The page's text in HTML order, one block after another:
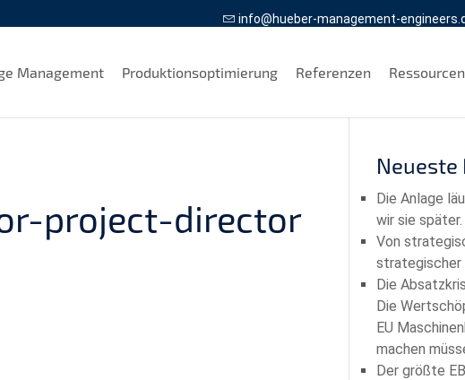
info@hueber-management-
Management Produktionsoptimierung Referenzen Ressourcen
project-director
Neueste
Die Anlage
wir sie später.
Von
Die
Die
EU
machen
Der größte